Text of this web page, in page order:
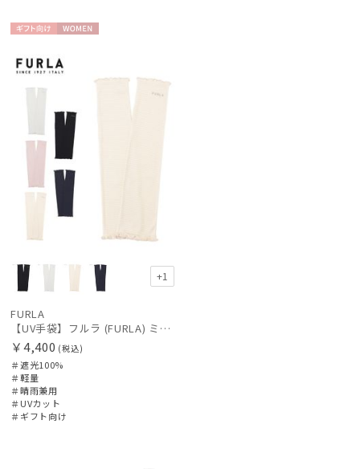
販売状況
入荷状況
向け
N
+1
FURLA
【UV手袋】フルラ (FURLA) ミディアム ＵＶ手袋 フリル 指無し
￥4,400 (税込)
＃遮光100%
＃軽量
＃晴雨兼用
＃UVカット
＃ギフト向け